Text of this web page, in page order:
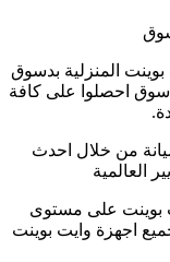
المنزلية بدسوق
احصلوا على كافة
.
من خلال احدث
العالمية
بوينت على مستوى
اجهزة وايت بوينت